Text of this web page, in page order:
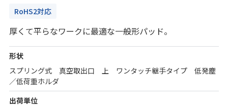
RoHS2対応
厚くて平らなワークに最適な一般形パッド。
形状
スプリング式 真空取出口 上 ワンタッチ継手タイプ 低発塵
／低荷重ホルダ
出荷単位